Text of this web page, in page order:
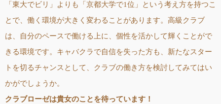
「東大でビリ」よりも「京都大学で1位」という考え方を持つこ
とで、働く環境が大きく変わることがあります。高級クラブ
は、自分のペースで働ける上に、個性を活かして輝くことがで
きる環境です。キャバクラで自信を失った方も、新たなスター
トを切るチャンスとして、クラブの働き方を検討してみてはい
かがでしょうか。
クラブローゼは貴女のことを待っています！